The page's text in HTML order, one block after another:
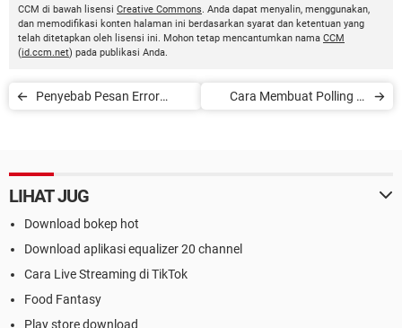
CCM di bawah lisensi Creative Commons . Anda dapat menyalin, menggunakan,
dan memodifikasi konten halaman ini berdasarkan syarat dan ketentuan yang
telah ditetapkan oleh lisensi ini. Mohon tetap mencantumkan nama CCM
(id.ccm.net) pada publikasi Anda.
Penyebab Pesan Error
Cara Membuat Polling di
LIHAT JUG
Download bokep hot
Download aplikasi equalizer 20 channel
Cara Live Streaming di TikTok
Food Fantasy
Play store download